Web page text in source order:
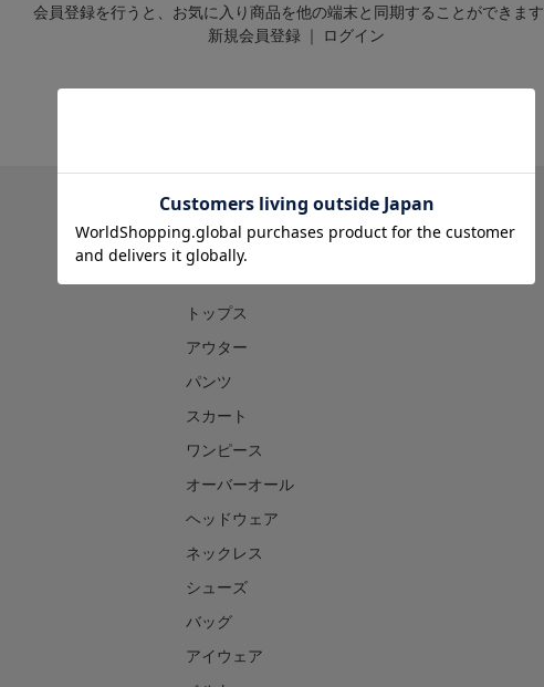
会員登録を行うと、お気に入り商品を他の端末と同期することができます
新規会員登録 ｜ ログイン
CATEGORY
トップス
アウター
パンツ
スカート
ワンピース
オーバーオール
ヘッドウェア
ネックレス
シューズ
バッグ
アイウェア